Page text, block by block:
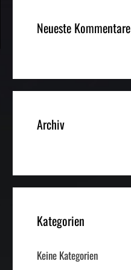
Neueste Kommentare
Archiv
Kategorien
Keine Kategorien